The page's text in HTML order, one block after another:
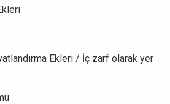
Ekleri / İç zarf olarak yer